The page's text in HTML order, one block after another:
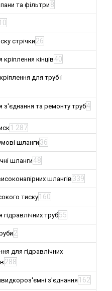
та фільтри 8
10
стрічки 26
кріплення кінців40
для труб і
з'єднання та ремонту труб4
1 287
шланги36
шланги48
шлангів 339
тиску 160
гідравлічних труб55
2
для гідравлічних
288
з'єднання 162